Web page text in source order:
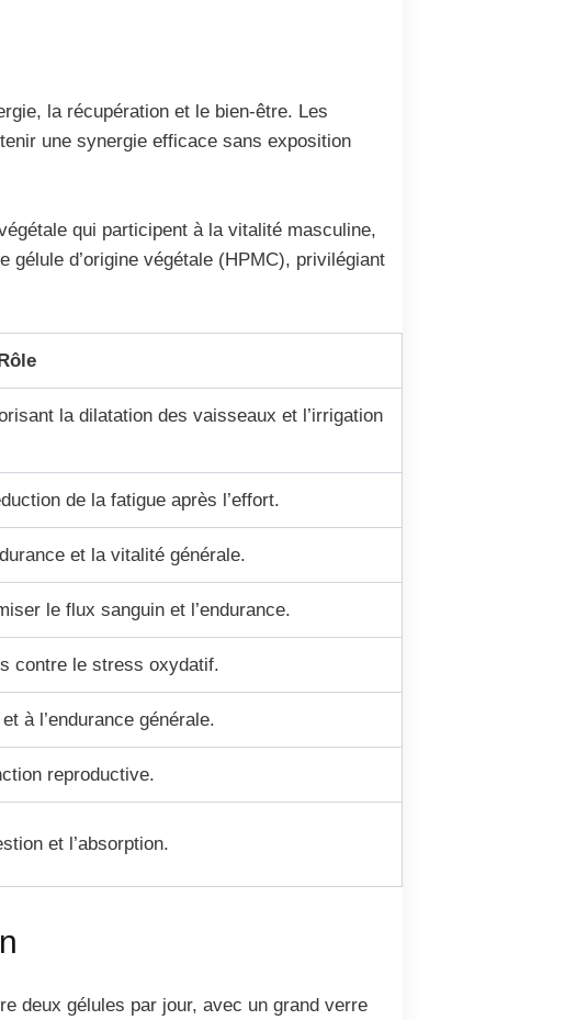
la récupération et le bien-être. Les
une synergie efficace sans exposition
qui participent à la vitalité masculine,
gélule d’origine végétale (HPMC), privilégiant
Rôle
la dilatation des vaisseaux et l’irrigation
de la fatigue après l’effort.
et la vitalité générale.
le flux sanguin et l’endurance.
contre le stress oxydatif.
à l’endurance générale.
reproductive.
et l’absorption.
deux gélules par jour, avec un grand verre